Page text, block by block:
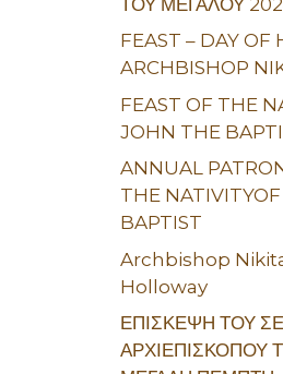
FEAST – DAY OF
ARCHBISHOP
FEAST OF THE
JOHN THE
ANNUAL
THE
BAPTIST
Archbishop
Holloway
ΕΠΙΣΚΕΨΗ ΤΟΥ
ΑΡΧΙΕΠΙΣΚΟΠΟΥ